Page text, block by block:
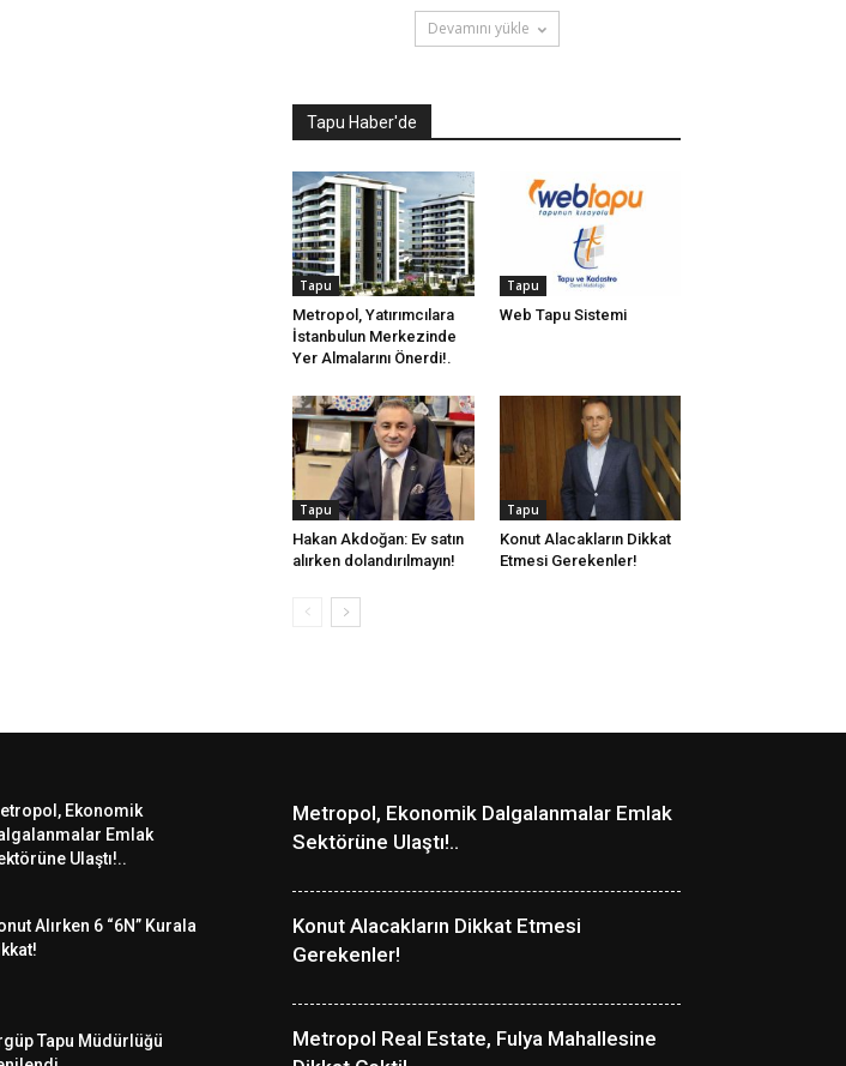
Devamını yükle
Tapu Haber'de
Tapu
Metropol, Yatırımcılara
İstanbulun Merkezinde
Yer Almalarını Önerdi!.
Tapu
Web Tapu Sistemi
Tapu
Hakan Akdoğan: Ev satın
alırken dolandırılmayın!
Tapu
Konut Alacakların Dikkat
Etmesi Gerekenler!
Ekonomik
Emlak
Ulaştı!..
Alırken 6 “6N” Kurala
Tapu Müdürlüğü
Metropol, Ekonomik Dalgalanmalar Emlak
Sektörüne Ulaştı!..
Konut Alacakların Dikkat Etmesi
Gerekenler!
Metropol Real Estate, Fulya Mahallesine